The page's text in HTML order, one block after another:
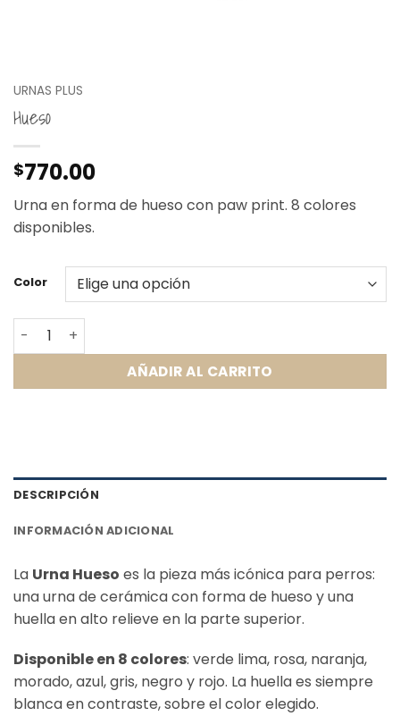
URNAS PLUS
Hueso
$770.00
Urna en forma de hueso con paw print. 8 colores
disponibles.
Color
Hueso cantidad
AÑADIR AL CARRITO
DESCRIPCIÓN
INFORMACIÓN ADICIONAL
La Urna Hueso es la pieza más icónica para perros:
una urna de cerámica con forma de hueso y una
huella en alto relieve en la parte superior.
Disponible en 8 colores: verde lima, rosa, naranja,
morado, azul, gris, negro y rojo. La huella es siempre
blanca en contraste, sobre el color elegido.